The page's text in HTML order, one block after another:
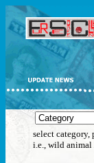
select category,
i.e., wild